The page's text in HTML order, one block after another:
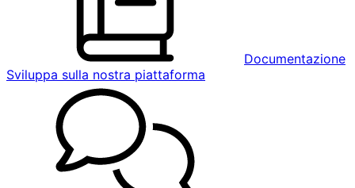
Documentazione
Sviluppa sulla nostra piattaforma